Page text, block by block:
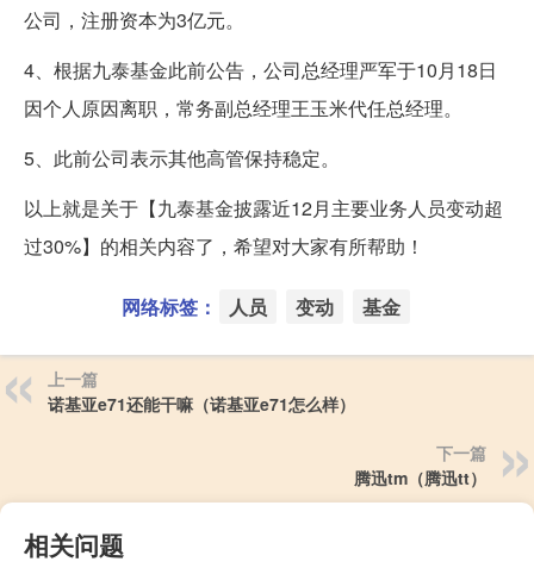
公司，注册资本为3亿元。
4、根据九泰基金此前公告，公司总经理严军于10月18日
因个人原因离职，常务副总经理王玉米代任总经理。
5、此前公司表示其他高管保持稳定。
以上就是关于【九泰基金披露近12月主要业务人员变动超
过30%】的相关内容了，希望对大家有所帮助！
网络标签： 人员 变动 基金
上一篇
诺基亚e71还能干嘛（诺基亚e71怎么样）
下一篇
腾迅tm（腾迅tt）
相关问题